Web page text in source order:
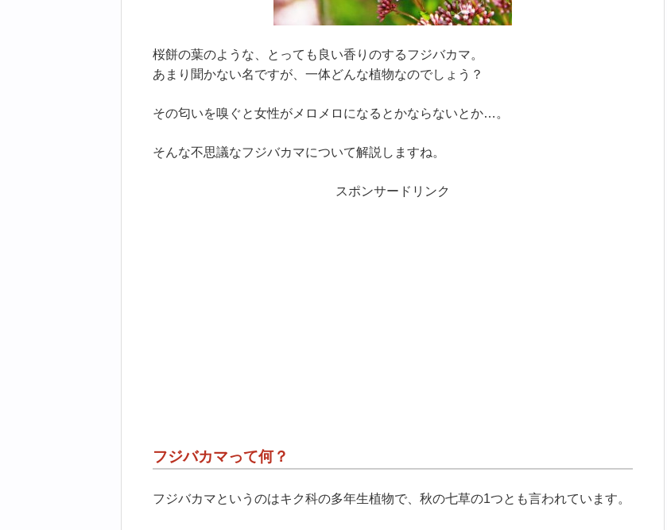
桜餅の葉のような、とっても良い香りのするフジバカマ。
あまり聞かない名ですが、一体どんな植物なのでしょう？
その匂いを嗅ぐと女性がメロメロになるとかならないとか…。
そんな不思議なフジバカマについて解説しますね。
スポンサードリンク
フジバカマって何？
フジバカマというのはキク科の多年生植物で、秋の七草の1つとも言われています。